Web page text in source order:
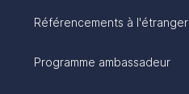
Référencements à l'étranger
Programme ambassadeur